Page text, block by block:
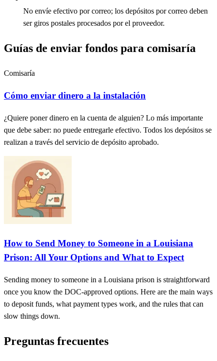
No envíe efectivo por correo; los depósitos por correo deben
ser giros postales procesados por el proveedor.
Guías de enviar fondos para comisaría
Comisaría
Cómo enviar dinero a la instalación
¿Quiere poner dinero en la cuenta de alguien? Lo más importante
que debe saber: no puede entregarle efectivo. Todos los depósitos se
realizan a través del servicio de depósito aprobado.
How to Send Money to Someone in a Louisiana
Prison: All Your Options and What to Expect
Sending money to someone in a Louisiana prison is straightforward
once you know the DOC-approved options. Here are the main ways
to deposit funds, what payment types work, and the rules that can
slow things down.
Preguntas frecuentes